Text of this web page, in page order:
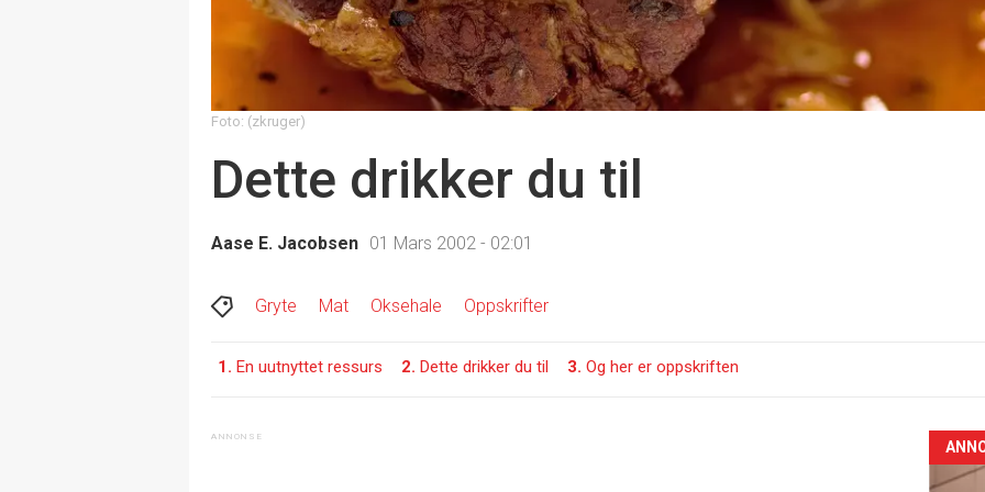
Foto: (zkruger)
Dette drikker du til
Aase E. Jacobsen 01 Mars 2002 - 02:01
Gryte Mat Oksehale Oppskrifter
1. En uutnyttet ressurs 2. Dette drikker du til 3. Og her er oppskriften